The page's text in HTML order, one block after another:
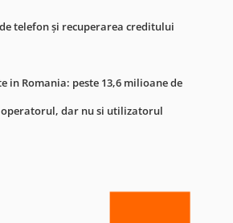
telefon și recuperarea creditului
in Romania: peste 13,6 milioane de
operatorul, dar nu si utilizatorul